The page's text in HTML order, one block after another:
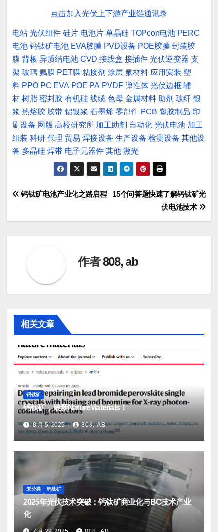
点击加入光伏上下游产业链通讯录
电站 光伏组件 硅片 电池片 单晶硅 TOPcon电池 PERC
电池 钙钛矿电池 EVA胶膜 PVD设备 POE胶膜 封装胶
膜 背板 异质结电池 CVD 接线盒 接插件 光伏逆变器 支
架 玻璃 氟膜 PET膜 粘接剂 涂层 氟材料 应用安装 塑
料 PPO PC EVA POE PA PVDF 弹性体 光伏边框 辅
材 树脂 密封胶 有机硅 线缆 色母 金属材料 助剂 玻纤 银
浆 热熔胶 胶带 铝银浆 石墨烯 零部件 PCB 塑胶制品 印
刷设备 网版 高校研究所 加工助剂 自动化 光伏电池 加工
组装 科研 代理 贸易 焊接设备 生产设备 检测设备 其他设
备 多晶硅 焊带 电子元器件 其他 激光
文
章
15个问答题快速了解钙钛矿光
伏电池技术
钙钛矿电池产业化之路启程
作者808, ab
相关文章
钙钛矿
钙钛矿，最新NatureMaterials！
8 月 5, 2025 808, AB
未分类 钙钛矿
2025年光伏技术突破：钙钛矿商业化与BC技术产业
化